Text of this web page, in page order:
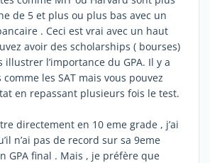
de 5 et plus ou plus bas avec un
. Ceci est vrai avec un haut
avoir des scholarships ( bourses)
illustrer l’importance du GPA. Il y a
les SAT mais vous pouvez
en repassant plusieurs fois le test.
directement en 10 eme grade , j’ai
n’ai pas de record sur sa 9eme
GPA final . Mais , je préfère que